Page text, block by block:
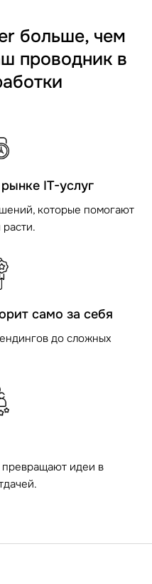
больше, чем
проводник в
IT-услуг
которые помогают
само за себя
до сложных
превращают идеи в